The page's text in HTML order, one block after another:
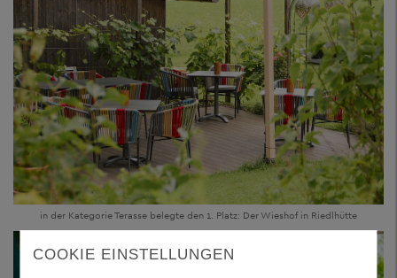
in der Kategorie Terasse belegte den 1. Platz: Der Wieshof in Riedlhütte
COOKIE EINSTELLUNGEN